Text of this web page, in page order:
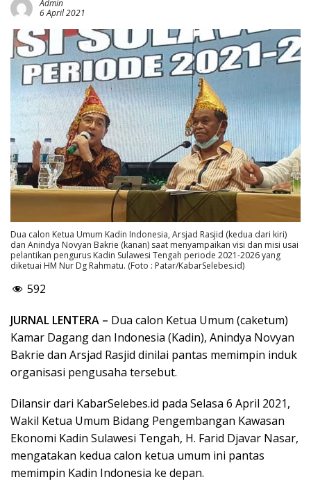
Admin
6 April 2021
Dua calon Ketua Umum Kadin Indonesia, Arsjad Rasjid (kedua dari kiri)
dan Anindya Novyan Bakrie (kanan) saat menyampaikan visi dan misi usai
pelantikan pengurus Kadin Sulawesi Tengah periode 2021-2026 yang
diketuai HM Nur Dg Rahmatu. (Foto : Patar/KabarSelebes.id)
592
JURNAL LENTERA – Dua calon Ketua Umum (caketum)
Kamar Dagang dan Indonesia (Kadin), Anindya Novyan
Bakrie dan Arsjad Rasjid dinilai pantas memimpin induk
organisasi pengusaha tersebut.
Dilansir dari KabarSelebes.id pada Selasa 6 April 2021,
Wakil Ketua Umum Bidang Pengembangan Kawasan
Ekonomi Kadin Sulawesi Tengah, H. Farid Djavar Nasar,
mengatakan kedua calon ketua umum ini pantas
memimpin Kadin Indonesia ke depan.